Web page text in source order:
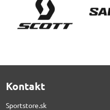
Kontakt
Sportstore.sk